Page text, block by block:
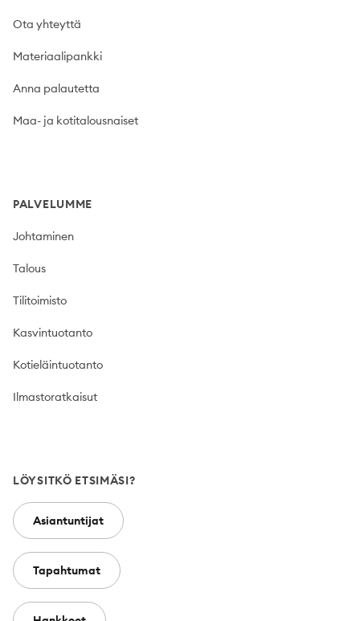
Ota yhteyttä
Materiaalipankki
Anna palautetta
Maa- ja kotitalousnaiset
PALVELUMME
Johtaminen
Talous
Tilitoimisto
Kasvintuotanto
Kotieläintuotanto
Ilmastoratkaisut
LÖYSITKÖ ETSIMÄSI?
Asiantuntijat
Tapahtumat